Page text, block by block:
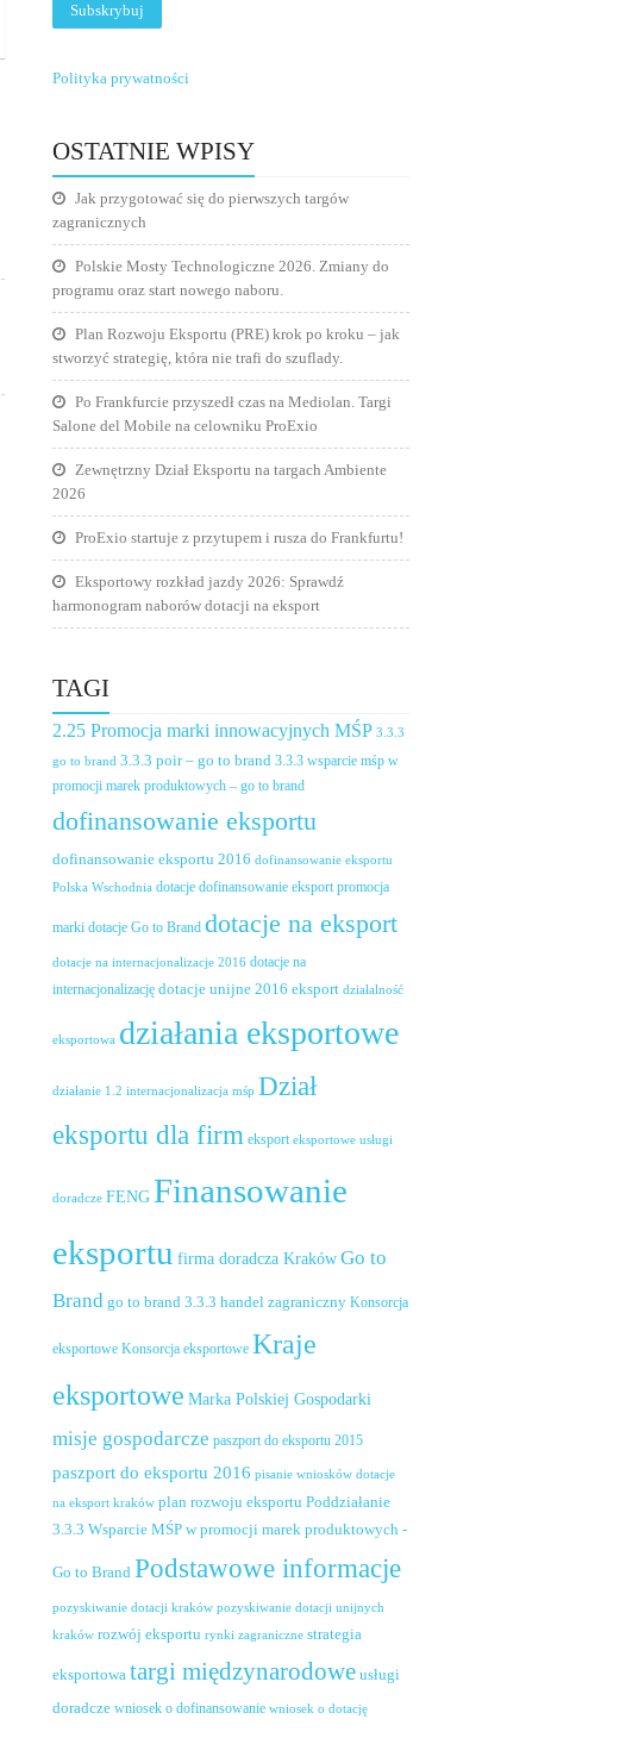
Polityka prywatności
OSTATNIE WPISY
Jak przygotować się do pierwszych targów
zagranicznych
Polskie Mosty Technologiczne 2026. Zmiany do
programu oraz start nowego naboru.
Plan Rozwoju Eksportu (PRE) krok po kroku – jak
stworzyć strategię, która nie trafi do szuflady.
Po Frankfurcie przyszedł czas na Mediolan. Targi
Salone del Mobile na celowniku ProExio
Zewnętrzny Dział Eksportu na targach Ambiente
2026
ProExio startuje z przytupem i rusza do Frankfurtu!
Eksportowy rozkład jazdy 2026: Sprawdź
harmonogram naborów dotacji na eksport
TAGI
2.25 Promocja marki innowacyjnych MŚP 3.3.3
go to brand 3.3.3 poir – go to brand 3.3.3 wsparcie mśp w
promocji marek produktowych – go to brand
dofinansowanie eksportu
dofinansowanie eksportu 2016 dofinansowanie eksportu
Polska Wschodnia dotacje dofinansowanie eksport promocja
marki dotacje Go to Brand dotacje na eksport
dotacje na internacjonalizacje 2016 dotacje na
internacjonalizację dotacje unijne 2016 eksport działalność
eksportowa działania eksportowe
działanie 1.2 internacjonalizacja mśp Dział
eksportu dla firm eksport eksportowe usługi
doradcze FENG Finansowanie
eksportu firma doradcza KrakówGo to
Brand go to brand 3.3.3 handel zagraniczny Konsorcja
eksportowe Konsorcja eksportowe Kraje
eksportowe Marka Polskiej Gospodarki
misje gospodarcze paszport do eksportu 2015
paszport do eksportu 2016 pisanie wniosków dotacje
na eksport kraków plan rozwoju eksportu Poddziałanie
3.3.3 Wsparcie MŚP w promocji marek produktowych -
Go to Brand Podstawowe informacje
pozyskiwanie dotacji kraków pozyskiwanie dotacji unijnych
kraków rozwój eksportu rynki zagraniczne strategia
eksportowa targi międzynarodowe usługi
doradcze wniosek o dofinansowanie wniosek o dotację